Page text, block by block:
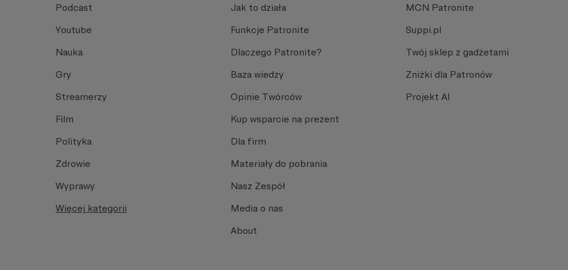
Podcast
Youtube
Nauka
Gry
Streamerzy
Film
Polityka
Zdrowie
Wyprawy
Więcej kategorii
Jak to działa
Funkcje Patronite
Dlaczego Patronite?
Baza wiedzy
Opinie Twórców
Kup wsparcie na prezent
Dla firm
Materiały do pobrania
Nasz Zespół
Media o nas
About
MCN Patronite
Suppi.pl
Twój sklep z gadżetami
Zniżki dla Patronów
Projekt AI